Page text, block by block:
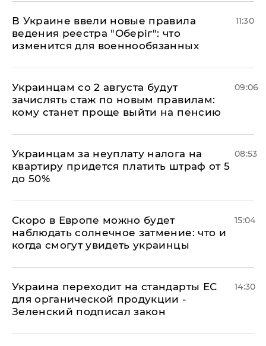
В Украине ввели новые правила
ведения реестра "Оберіг": что
изменится для военнообязанных
11:30
Украинцам со 2 августа будут
зачислять стаж по новым правилам:
кому станет проще выйти на пенсию
09:06
Украинцам за неуплату налога на
квартиру придется платить штраф от 5
до 50%
08:53
Скоро в Европе можно будет
наблюдать солнечное затмение: что и
когда смогут увидеть украинцы
15:04
Украина переходит на стандарты ЕС
для органической продукции -
Зеленский подписал закон
14:30